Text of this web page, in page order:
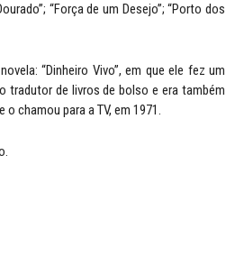
“Força de um Desejo”; “Porto dos
“Dinheiro Vivo”, em que ele fez um
tradutor de livros de bolso e era também
chamou para a TV, em 1971.